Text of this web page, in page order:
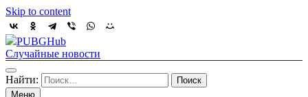
Skip to content
PUBGHub
Случайные новости
Найти:
Меню